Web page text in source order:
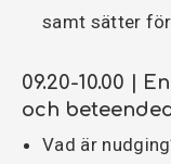
samt sätter
09.20-10.00 |
och
Vad är